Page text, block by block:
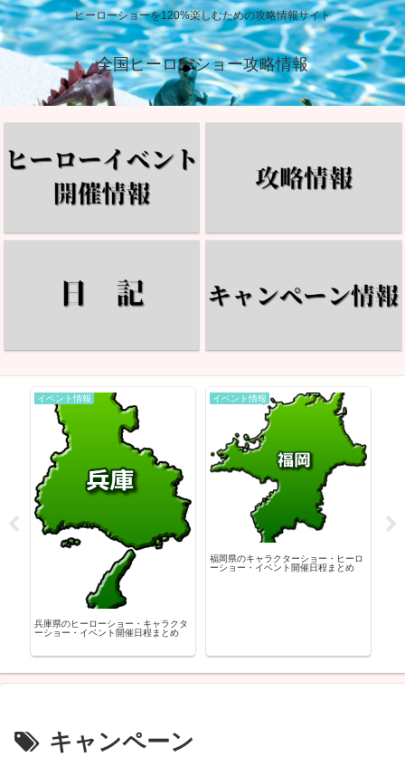
ヒーローショーを120%楽しむための攻略情報サイト
全国ヒーローショー攻略情報
イベント情報
兵庫県のヒーローショー・キャラクタ
ーショー・イベント開催日程まとめ
イベント情報
福岡県のキャラクターショー・ヒーロ
ーショー・イベント開催日程まとめ
キャンペーン